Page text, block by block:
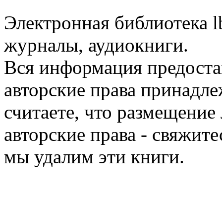
Электронная библиотека
журналы, аудиокниги.
Вся информация
авторские права
считаете, что
авторские права -
мы удалим эти книги.